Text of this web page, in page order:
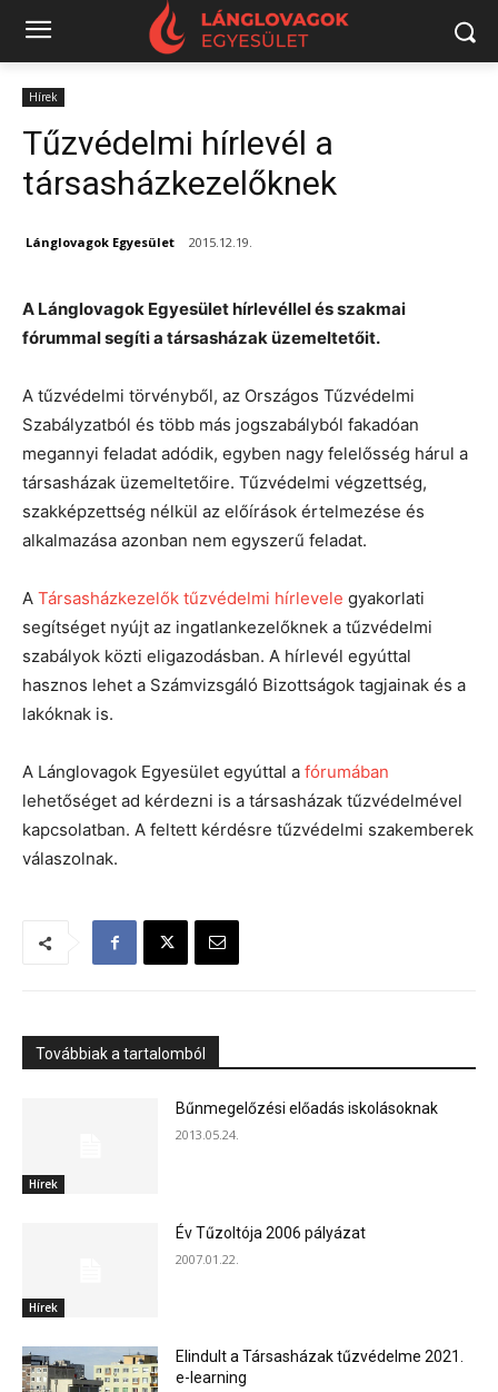
Hírek
Tűzvédelmi hírlevél a
társasházkezelőknek
Lánglovagok Egyesület 2015.12.19.
A Lánglovagok Egyesület hírlevéllel és szakmai
fórummal segíti a társasházak üzemeltetőit.
A tűzvédelmi törvényből, az Országos Tűzvédelmi
Szabályzatból és több más jogszabályból fakadóan
megannyi feladat adódik, egyben nagy felelősség hárul a
társasházak üzemeltetőire. Tűzvédelmi végzettség,
szakképzettség nélkül az előírások értelmezése és
alkalmazása azonban nem egyszerű feladat.
A Társasházkezelők tűzvédelmi hírlevele gyakorlati
segítséget nyújt az ingatlankezelőknek a tűzvédelmi
szabályok közti eligazodásban. A hírlevél egyúttal
hasznos lehet a Számvizsgáló Bizottságok tagjainak és a
lakóknak is.
A Lánglovagok Egyesület egyúttal a fórumában
lehetőséget ad kérdezni is a társasházak tűzvédelmével
kapcsolatban. A feltett kérdésre tűzvédelmi szakemberek
válaszolnak.
Továbbiak a tartalomból
Hírek
Bűnmegelőzési előadás iskolásoknak
2013.05.24.
Hírek
Év Tűzoltója 2006 pályázat
2007.01.22.
Elindult a Társasházak tűzvédelme 2021.
e-learning